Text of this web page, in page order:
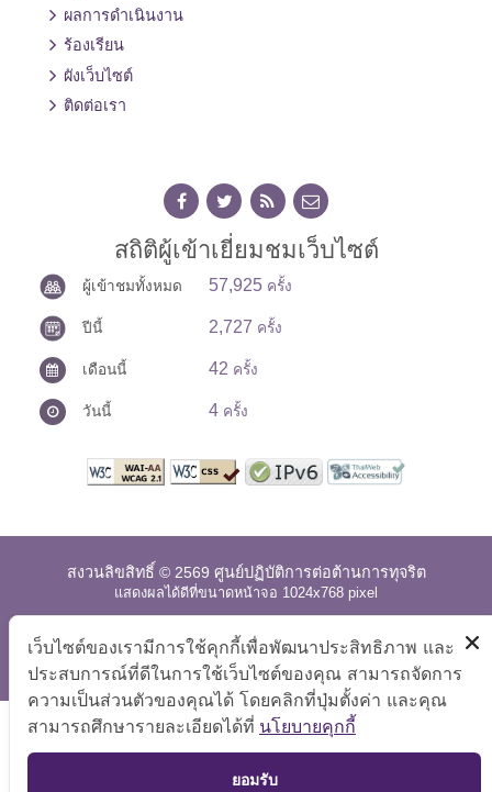
ผลการดำเนินงาน
ร้องเรียน
ผังเว็บไซต์
ติดต่อเรา
สถิติผู้เข้าเยี่ยมชมเว็บไซต์
ผู้เข้าชมทั้งหมด 57,925 ครั้ง
ปีนี้ 2,727 ครั้ง
เดือนนี้ 42 ครั้ง
วันนี้ 4 ครั้ง
สงวนลิขสิทธิ์ © 2569 ศูนย์ปฏิบัติการต่อต้านการทุจริต
แสดงผลได้ดีที่ขนาดหน้าจอ 1024x768 pixel
แผนผังเว็บไซต์ คำถามที่พบบ่อย นโยบายเว็บไซต์
|
การปฏิเสธความรับผิด
TOP
เว็บไซต์ของเรามีการใช้คุกกี้เพื่อพัฒนาประสิทธิภาพ และ
ประสบการณ์ที่ดีในการใช้เว็บไซต์ของคุณ สามารถจัดการ
ความเป็นส่วนตัวของคุณได้ โดยคลิกที่ปุ่มตั้งค่า และคุณ
สามารถศึกษารายละเอียดได้ที่ นโยบายคุกกี้
ยอมรับ